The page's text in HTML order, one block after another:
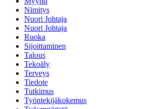
Nimitys
Nuori Johtaja
Nuori Johtaja
Ruoka
Sijoittaminen
Talous
Tekoäly
Terveys
Tiedote
Tutkimus
Työntekijäkokemus